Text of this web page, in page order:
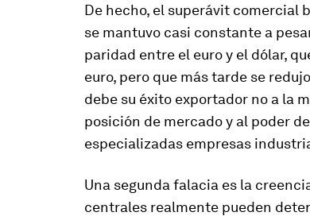
De hecho, el superávit comercial
se mantuvo casi constante a
paridad entre el euro y el dólar,
euro, pero que más tarde se
debe su éxito exportador no a la
posición de mercado y al poder
especializadas empresas
Una segunda falacia es la
centrales realmente pueden